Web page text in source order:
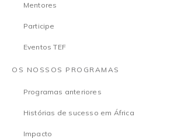
Mentores
Participe
Eventos TEF
OS NOSSOS PROGRAMAS
Programas anteriores
Histórias de sucesso em África
Impacto